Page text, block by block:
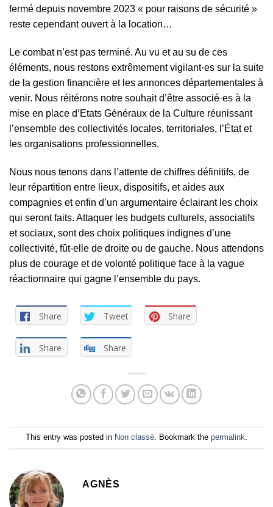
fermé depuis novembre 2023 « pour raisons de sécurité »
reste cependant ouvert à la location…
Le combat n’est pas terminé. Au vu et au su de ces
éléments, nous restons extrêmement vigilant·es sur la suite
de la gestion financière et les annonces départementales à
venir. Nous réitérons notre souhait d’être associé·es à la
mise en place d’Etats Généraux de la Culture réunissant
l’ensemble des collectivités locales, territoriales, l’État et
les organisations professionnelles.
Nous nous tenons dans l’attente de chiffres définitifs, de
leur répartition entre lieux, dispositifs, et aides aux
compagnies et enfin d’un argumentaire éclairant les choix
qui seront faits. Attaquer les budgets culturels, associatifs
et sociaux, sont des choix politiques indignes d’une
collectivité, fût-elle de droite ou de gauche. Nous attendons
plus de courage et de volonté politique face à la vague
réactionnaire qui gagne l’ensemble du pays.
Share Tweet Share
Share Share
This entry was posted in Non classé. Bookmark the permalink.
AGNÈS